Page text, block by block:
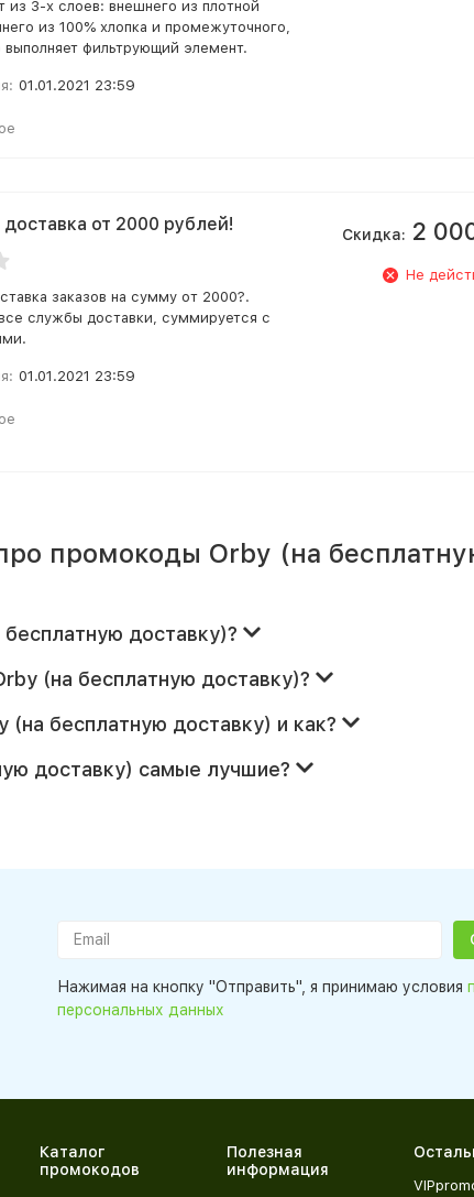
из 3-х слоев: внешнего из плотной
из 100% хлопка и промежуточного,
выполняет фильтрующий элемент.
01.01.2021 23:59
доставка от 2000 рублей!
заказов на сумму от 2000?.
службы доставки, суммируется с
01.01.2021 23:59
Скидка: 2
Не
промокоды Orby (на
доставку)?
(на бесплатную доставку)?
бесплатную доставку) и как?
доставку) самые лучшие?
Нажимая на кнопку "Отправить", я принимаю условия
персональных данных
Каталог
промокодов
Полезная
информация